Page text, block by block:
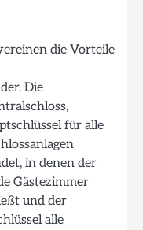
die Vorteile
Die
für alle
in denen der
Gästezimmer
und der
alle